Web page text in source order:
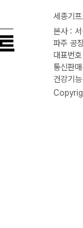
세종기
본사 :
파주 공
대표번
통신판
건강기